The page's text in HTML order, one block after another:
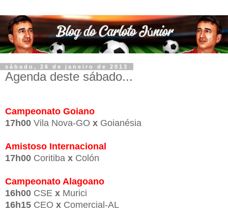
sábado, 26 de janeiro de 2013
Agenda deste sábado...
Campeonato Goiano
17h00 Vila Nova-GO x Goianésia
Amistoso Internacional
17h00 Coritiba x Colón
Campeonato Alagoano
16h00 CSE x Murici
16h15 CEO x Comercial-AL